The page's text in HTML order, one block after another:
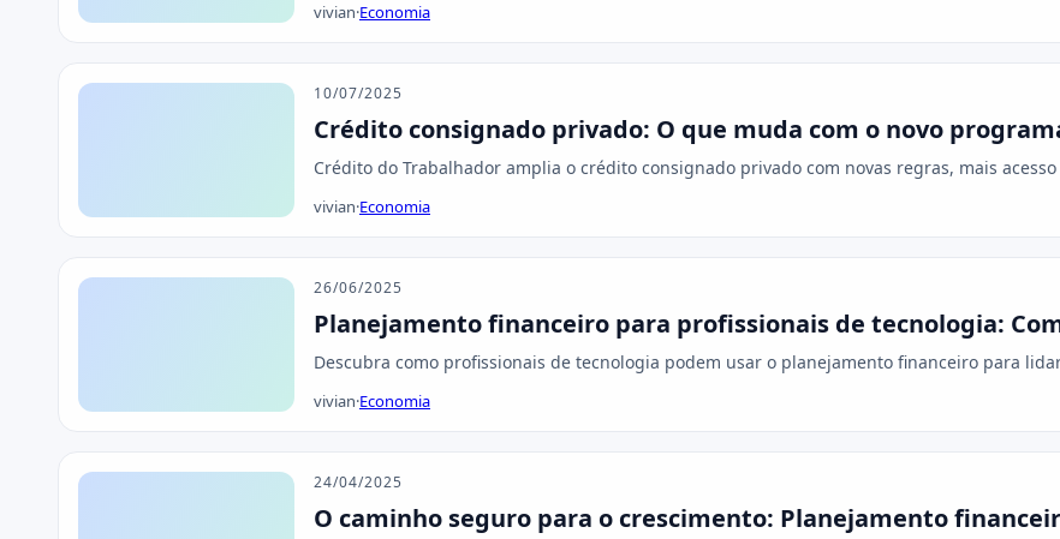
vivian·Economia
10/07/2025
Crédito consignado privado: O que muda com o novo
Crédito do Trabalhador amplia o crédito consignado privado com novas regras, mais
vivian·Economia
26/06/2025
Planejamento financeiro para profissionais de tecnologia:
Descubra como profissionais de tecnologia podem usar o planejamento financeiro para
vivian·Economia
24/04/2025
O caminho seguro para o crescimento: Planejamento